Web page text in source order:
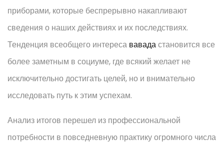
приборами, которые беспрерывно накапливают
сведения о наших действиях и их последствиях.
Тенденция всеобщего интереса вавадастановится все
более заметным в социуме, где всякий желает не
исключительно достигать целей, но и внимательно
исследовать путь к этим успехам.
Анализ итогов перешел из профессиональной
потребности в повседневную практику огромного числа